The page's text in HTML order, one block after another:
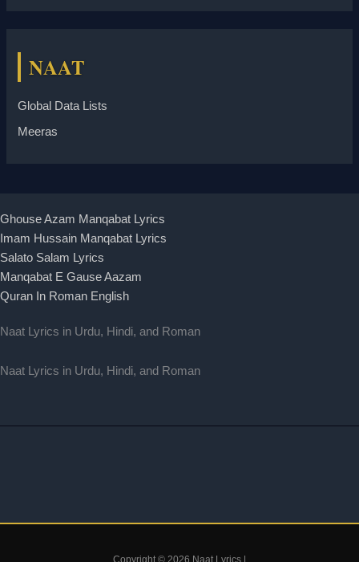
NAAT
Global Data Lists
Meeras
Ghouse Azam Manqabat Lyrics
Imam Hussain Manqabat Lyrics
Salato Salam Lyrics
Manqabat E Gause Aazam
Quran In Roman English
Naat Lyrics in Urdu, Hindi, and Roman
Naat Lyrics in Urdu, Hindi, and Roman
Copyright © 2026 Naat Lyrics |